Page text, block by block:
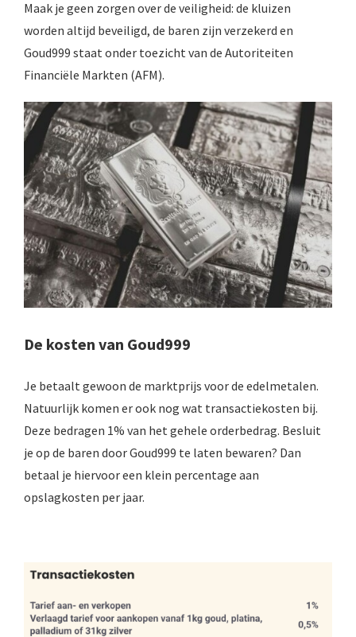
Maak je geen zorgen over de veiligheid: de kluizen
worden altijd beveiligd, de baren zijn verzekerd en
Goud999 staat onder toezicht van de Autoriteiten
Financiële Markten (AFM).
De kosten van Goud999
Je betaalt gewoon de marktprijs voor de edelmetalen.
Natuurlijk komen er ook nog wat transactiekosten bij.
Deze bedragen 1% van het gehele orderbedrag. Besluit
je op de baren door Goud999 te laten bewaren? Dan
betaal je hiervoor een klein percentage aan
opslagkosten per jaar.